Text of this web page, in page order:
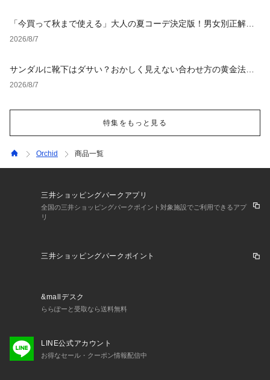
「今買って秋まで使える」大人の夏コーデ決定版！男女別正解ス
タイルとNGな着こなし
2026/8/7
サンダルに靴下はダサい？おかしく見えない合わせ方の黄金法則
と男女別おすすめコーデ
2026/8/7
特集をもっと見る
Orchid 商品一覧
三井ショッピングパークアプリ
全国の三井ショッピングパークポイント対象施設でご利用できるアプ
リ
三井ショッピングパークポイント
&mallデスク
ららぽーと受取なら送料無料
LINE公式アカウント
お得なセール・クーポン情報配信中